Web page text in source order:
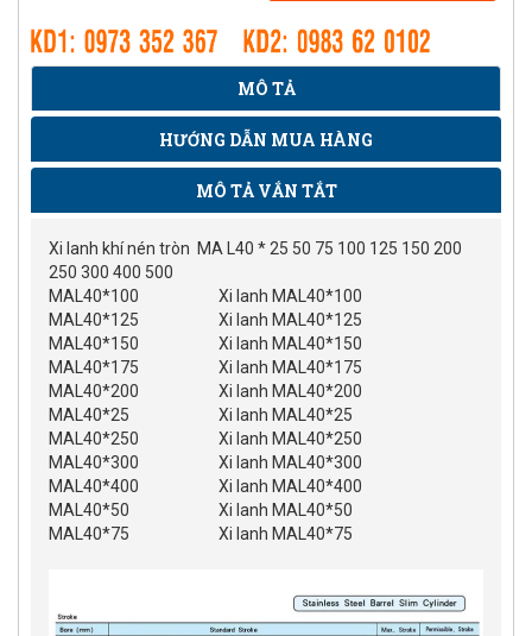
MÔ TẢ
HƯỚNG DẪN MUA HÀNG
MÔ TẢ VẮN TẮT
Xi lanh khí nén tròn MA L40 * 25 50 75 100 125 150 200
250 300 400 500
MAL40*100
Xi lanh MAL40*100
MAL40*125
Xi lanh MAL40*125
MAL40*150
Xi lanh MAL40*150
MAL40*175
Xi lanh MAL40*175
MAL40*200
Xi lanh MAL40*200
MAL40*25
Xi lanh MAL40*25
MAL40*250
Xi lanh MAL40*250
MAL40*300
Xi lanh MAL40*300
MAL40*400
Xi lanh MAL40*400
MAL40*50
Xi lanh MAL40*50
MAL40*75
Xi lanh MAL40*75